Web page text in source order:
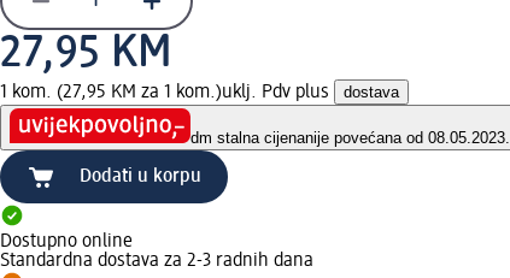
27,95 KM
1 kom. (27,95 KM za 1 kom.)uklj. Pdv plus dostava
dm stalna cijenanije povećana od 08.05.2023.
Dodati u korpu
Dostupno online
Standardna dostava za 2-3 radnih dana